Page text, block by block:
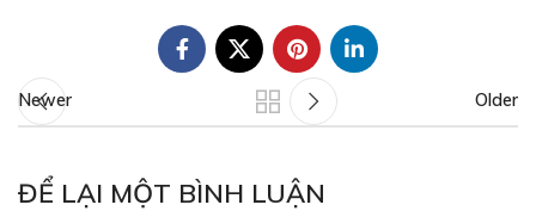
Newer Older
ĐỂ LẠI MỘT BÌNH LUẬN